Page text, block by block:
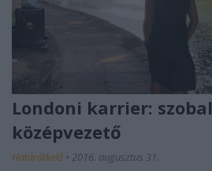
Londoni karrier:
középvezető
Határátkelő • 2016. augusztus 31.